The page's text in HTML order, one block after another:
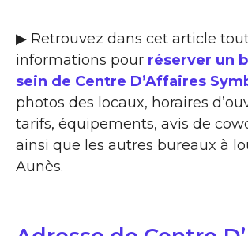
▶ Retrouvez dans cet article
informations pour réserver un
sein de Centre D’Affaires
photos des locaux, horaires
tarifs, équipements, avis de
ainsi que les autres bureaux à
Aunès.